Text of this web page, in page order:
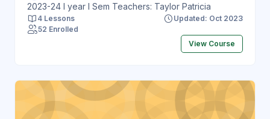
2023-24 I year I Sem Teachers: Taylor Patricia
4 Lessons
Updated: Oct 2023
52 Enrolled
View Course